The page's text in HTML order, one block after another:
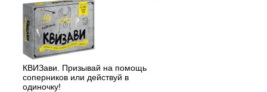
КВИЗави. Призывай на помощь
соперников или действуй в
одиночку!